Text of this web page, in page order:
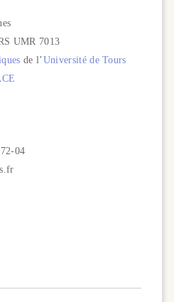
UMR 7013
de l’Université de Tours
04